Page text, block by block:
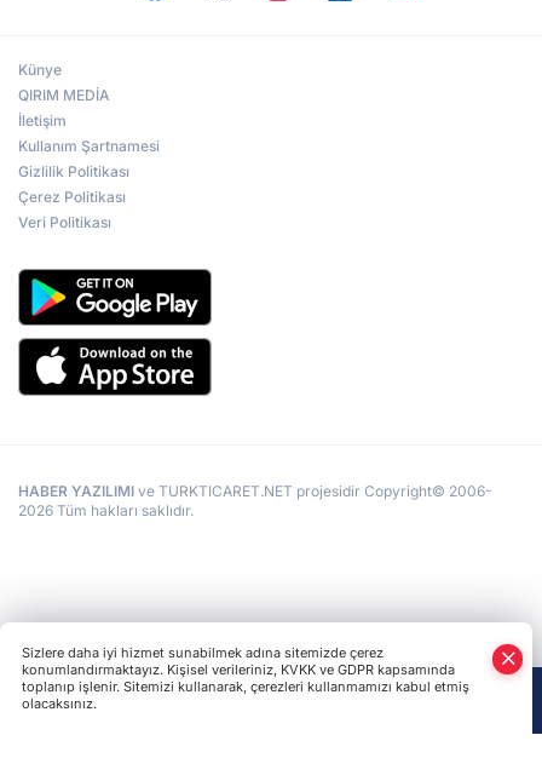
Künye
QIRIM MEDİA
İletişim
Kullanım Şartnamesi
Gizlilik Politikası
Çerez Politikası
Veri Politikası
HABER YAZILIMI ve TURKTICARET.NET projesidir Copyright© 2006-
2026 Tüm hakları saklıdır.
Sizlere daha iyi hizmet sunabilmek adına sitemizde çerez
konumlandırmaktayız. Kişisel verileriniz, KVKK ve GDPR kapsamında
toplanıp işlenir. Sitemizi kullanarak, çerezleri kullanmamızı kabul etmiş
olacaksınız.